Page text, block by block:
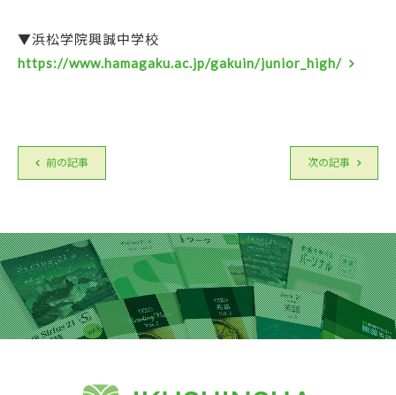
▼浜松学院興誠中学校
https://www.hamagaku.ac.jp/gakuin/junior_high/
前の記事 次の記事